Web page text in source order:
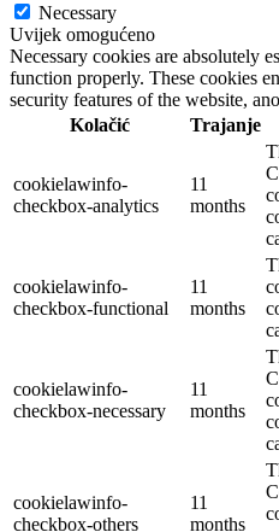
Necessary
Uvijek omogućeno
Necessary cookies are absolutely
function properly. These cookies
security features of the website,
Kolačić
Trajanje
cookielawinfo-
checkbox-analytics
11
months
cookielawinfo-
checkbox-functional
11
months
cookielawinfo-
checkbox-necessary
11
months
cookielawinfo-
checkbox-others
11
months